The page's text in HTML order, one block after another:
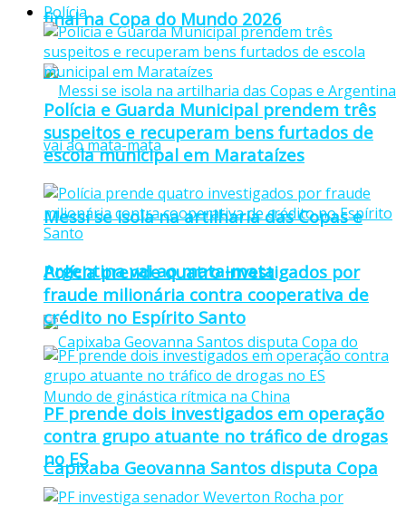
final na Copa do Mundo 2026
Messi se isola na artilharia das Copas e
Argentina vai ao mata-mata
Capixaba Geovanna Santos disputa Copa
Polícia
Polícia e Guarda Municipal prendem três
suspeitos e recuperam bens furtados de
escola municipal em Marataízes
Polícia prende quatro investigados por
fraude milionária contra cooperativa de
crédito no Espírito Santo
PF prende dois investigados em operação
contra grupo atuante no tráfico de drogas
no ES